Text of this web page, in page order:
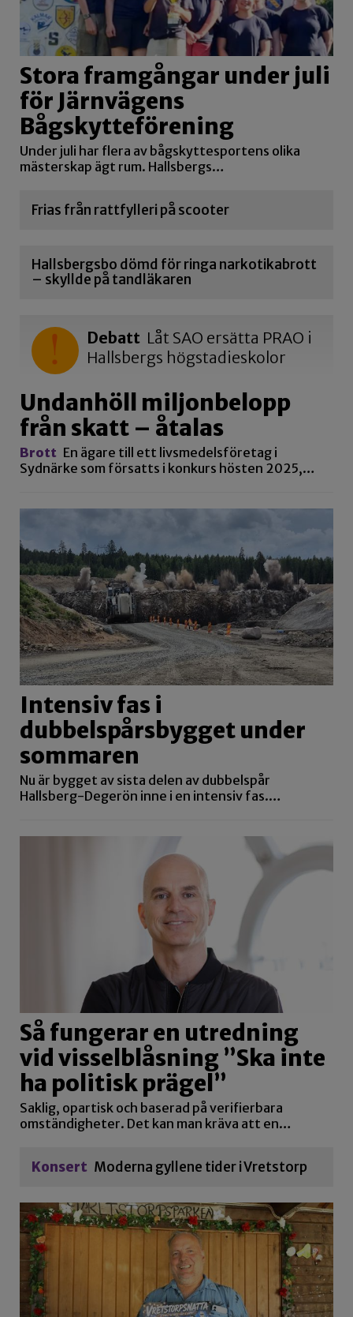
Stora framgångar under juli
för Järnvägens
Bågskytteförening
Under juli har flera av bågskyttesportens olika
mästerskap ägt rum. Hallsbergs…
Frias från rattfylleri på scooter
Hallsbergsbo dömd för ringa narkotikabrott
– skyllde på tandläkaren
Debatt Låt SAO ersätta PRAO i
Hallsbergs högstadieskolor
Undanhöll miljonbelopp
från skatt – åtalas
Brott En ägare till ett livsmedelsföretag i
Sydnärke som försatts i konkurs hösten 2025,…
Intensiv fas i
dubbelspårsbygget under
sommaren
Nu är bygget av sista delen av dubbelspår
Hallsberg-Degerön inne i en intensiv fas.…
Så fungerar en utredning
vid visselblåsning ”Ska inte
ha politisk prägel”
Saklig, opartisk och baserad på verifierbara
omständigheter. Det kan man kräva att en…
Konsert Moderna gyllene tider i Vretstorp